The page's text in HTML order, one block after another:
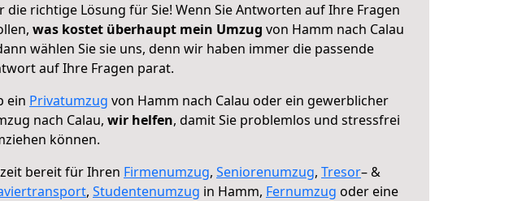
die richtige Lösung für Sie! Wenn Sie Antworten auf Ihre Fragen
was kostet überhaupt mein Umzug von Hamm nach Calau
wählen Sie sie uns, denn wir haben immer die passende
auf Ihre Fragen parat.
ein Privatumzug von Hamm nach Calau oder ein gewerblicher
nach Calau, wir helfen, damit Sie problemlos und stressfrei
können.
bereit für Ihren Firmenumzug, Seniorenumzug, Tresor– &
, Studentenumzug in Hamm, Fernumzug oder eine